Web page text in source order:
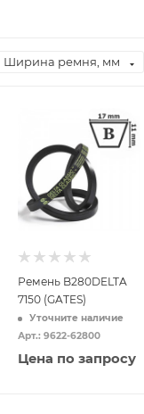
Ширина ремня, мм
Ремень B280DELTA
7150 (GATES)
Уточните наличие
Арт.: 9622-62800
Цена по запросу